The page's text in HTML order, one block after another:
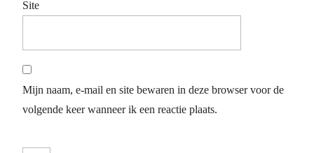
Site
Mijn naam, e-mail en site bewaren in deze browser voor de
volgende keer wanneer ik een reactie plaats.